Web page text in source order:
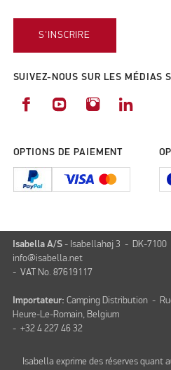
S'INSCRIRE
SUIVEZ-NOUS SUR LES MÉDIAS
OPTIONS DE PAIEMENT
Isabella A/S - Isabellahøj 3 - DK-
info@isabella.net
- VAT No. 87619117
Importateur: Camping Distribution -
Heure-Le-Romain, Belgium
- +32 4 227 46 32
Isabella exprime des réserves quant